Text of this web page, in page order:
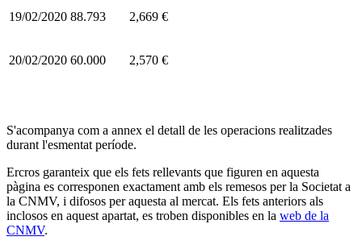
19/02/2020 88.793 2,669 €
20/02/2020 60.000 2,570 €
S'acompanya com a annex el detall de les operacions realitzades
durant l'esmentat període.
Ercros garanteix que els fets rellevants que figuren en aquesta
pàgina es corresponen exactament amb els remesos per la Societat a
la CNMV, i difosos per aquesta al mercat. Els fets anteriors als
inclosos en aquest apartat, es troben disponibles en la web de la
CNMV.